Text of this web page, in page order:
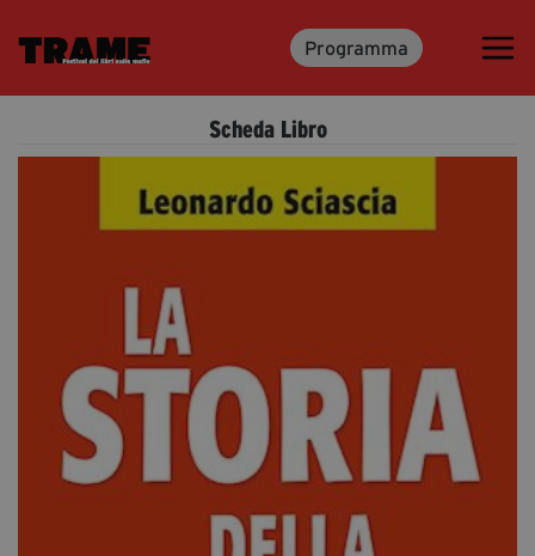
Programma
Trame.15
Accrediti Stampa
Cartella Stampa
Rassegna Stampa
Scheda Libro